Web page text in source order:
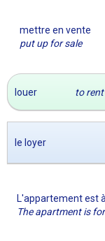
mettre en vente
put up for sale
louer to rent
le loyer
L'appartement est
The apartment is